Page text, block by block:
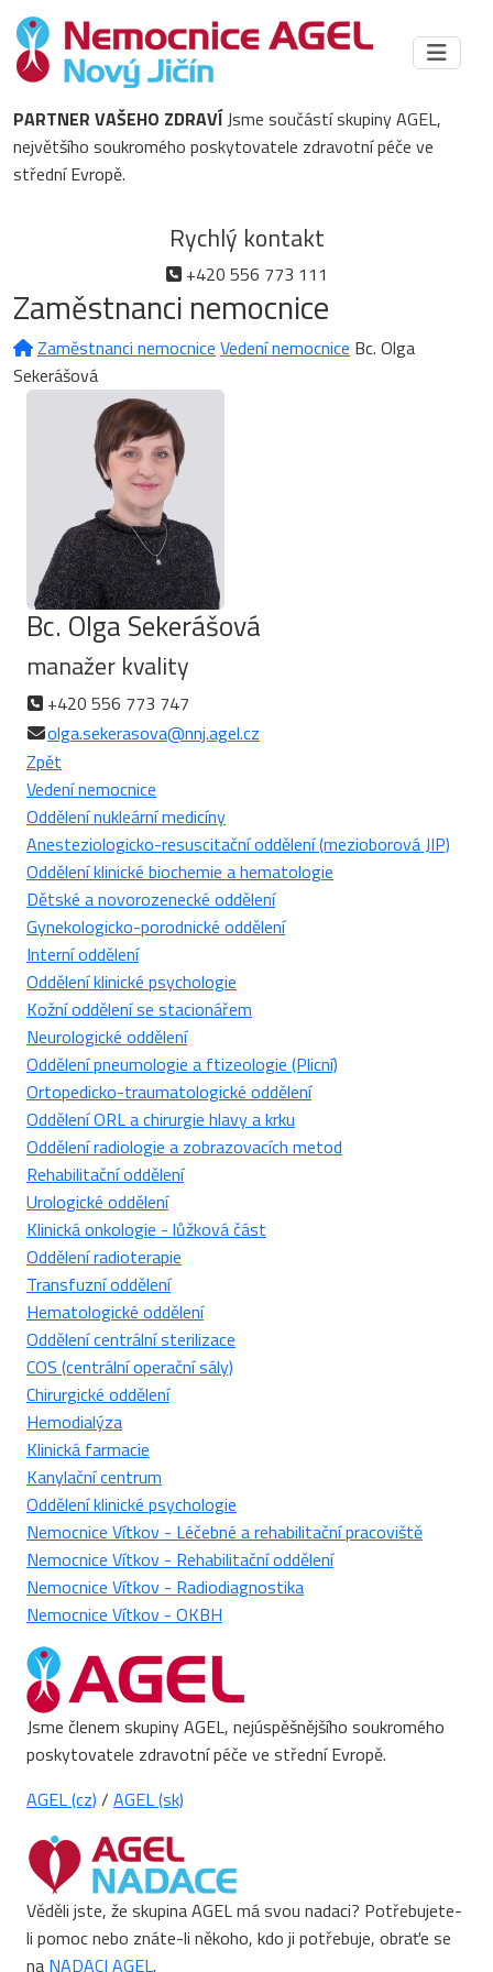
PARTNER VAŠEHO ZDRAVÍJsme součástí skupiny AGEL,
největšího soukromého poskytovatele zdravotní péče ve
střední Evropě.
Rychlý kontakt
+420 556 773 111
Zaměstnanci nemocnice
Zaměstnanci nemocnice Vedení nemocnice Bc. Olga
Sekerášová
Bc. Olga Sekerášová
manažer kvality
+420 556 773 747
olga.sekerasova@nnj.agel.cz
Zpět
Vedení nemocnice
Oddělení nukleární medicíny
Anesteziologicko-resuscitační oddělení (mezioborová JIP)
Oddělení klinické biochemie a hematologie
Dětské a novorozenecké oddělení
Gynekologicko-porodnické oddělení
Interní oddělení
Oddělení klinické psychologie
Kožní oddělení se stacionářem
Neurologické oddělení
Oddělení pneumologie a ftizeologie (Plicní)
Ortopedicko-traumatologické oddělení
Oddělení ORL a chirurgie hlavy a krku
Oddělení radiologie a zobrazovacích metod
Rehabilitační oddělení
Urologické oddělení
Klinická onkologie - lůžková část
Oddělení radioterapie
Transfuzní oddělení
Hematologické oddělení
Oddělení centrální sterilizace
COS (centrální operační sály)
Chirurgické oddělení
Hemodialýza
Klinická farmacie
Kanylační centrum
Oddělení klinické psychologie
Nemocnice Vítkov - Léčebné a rehabilitační pracoviště
Nemocnice Vítkov - Rehabilitační oddělení
Nemocnice Vítkov - Radiodiagnostika
Nemocnice Vítkov - OKBH
Jsme členem skupiny AGEL, nejúspěšnějšího soukromého
poskytovatele zdravotní péče ve střední Evropě.
AGEL (cz) / AGEL (sk)
Věděli jste, že skupina AGEL má svou nadaci? Potřebujete-
li pomoc nebo znáte-li někoho, kdo ji potřebuje, obraťe se
na NADACI AGEL.